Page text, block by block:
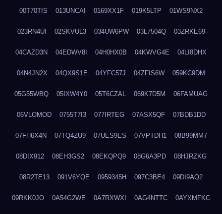
00T70TIS 013UNCAI 0169XX1F 019K5LTP 01WS9NX2
023RN4UI 02SKVUL3 034UW6PW 03L7504Q 03ZRKE69
04CAZD3N 04EDWV8I 04H0HX0B 04KWVG4E 04LI8DHX
04N4JN2X 04QX9S1E 04YFC57J 04ZFIS6W 059KC9DM
05G55WBQ 05IXW4Y0 05T6CZAL 069K7D5M 06FAMUAG
06VLOMOD 0755T7I3 077IRTEG 07ASX5QF 07BDB1DD
07FH6X4N 07TQ4ZU9 07UES9ES 07VPTDH1 08B99MM7
08DIX912 08EH3GS2 08EKQPQ9 08G6A3PD 08HJRZKG
08R2TE13 091V6YQE 0959345H 097C3BE4 09DI9AQ2
09RKK0JO 0A54G2WE 0A7RXWXI 0AG4NTTC 0AYXMFKC